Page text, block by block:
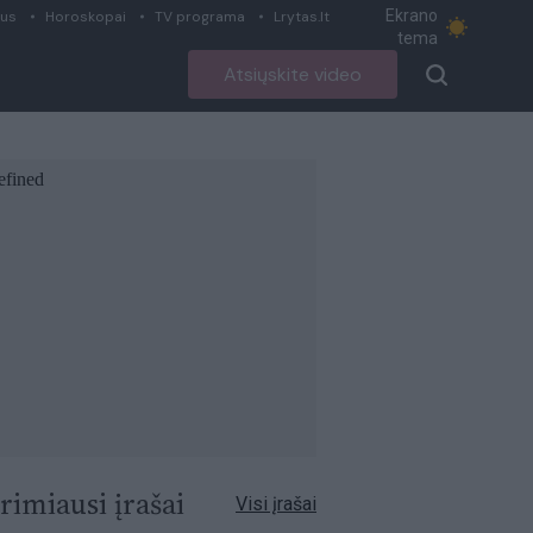
Horoskopai TV programa Lrytas.lt
Ekrano
tema
Atsiųskite video
įrašai Visi įrašai